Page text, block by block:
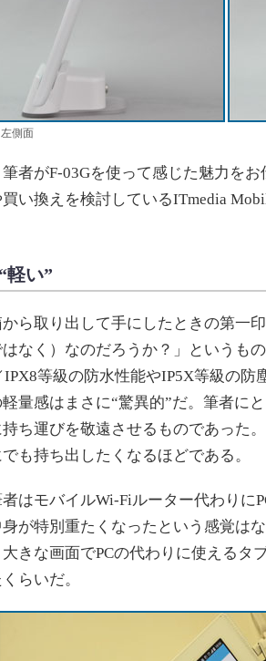
側面
者がF-03Gを使って感じた魅力を
買い換えを検討しているITmedia
軽い”
ら取り出して手にしたときの第一
なく）なのだろうか？」というも
IPX8等級の防水性能やIP5X等級の防
量感はまさに“驚異的”だ。筆者に
ち運びを敬遠させるものであった
も持ち出したくなるほどである。
はモバイルWi-Fiルーター代わりに
が特別重たくなったという感覚は
きな画面でPCの代わりに使えるタ
らいだ。